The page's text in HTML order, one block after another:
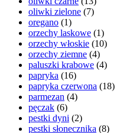
oliwki zielone (7)
oregano (1)
orzechy laskowe (1)
orzechy włoskie (10)
orzechy ziemne (4)
paluszki krabowe (4)
papryka (16)
papryka czerwona (18)
parmezan (4)
pęczak (6)
pestki dyni (2)
pestki słonecznika (8)